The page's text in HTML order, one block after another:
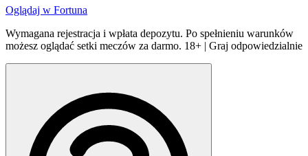
Oglądaj w Fortuna
Wymagana rejestracja i wpłata depozytu. Po spełnieniu warunków
możesz oglądać setki meczów za darmo. 18+ | Graj odpowiedzialnie